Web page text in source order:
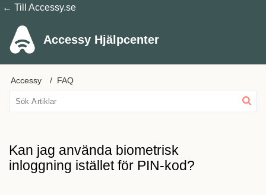
← Till Accessy.se
Accessy Hjälpcenter
Accessy FAQ
Kan jag använda biometrisk
inloggning istället för PIN-kod?